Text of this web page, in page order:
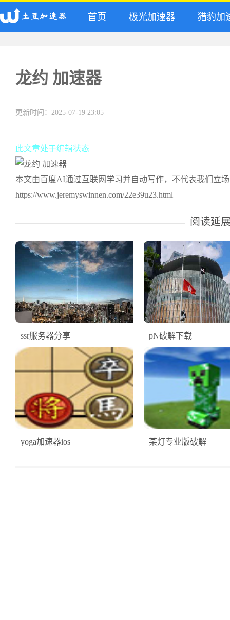
首页 极光加速器 猎豹加
龙约 加速器
更新时间：2025-07-19 23:05
此文章处于编辑状态
本文由百度AI通过互联网学习并自动写作，不代表我们立
https://www.jeremyswinnen.com/22e39u23.html
阅读延
ssr服务器分享 pN破解下载
yoga加速器ios 某灯专业版破解